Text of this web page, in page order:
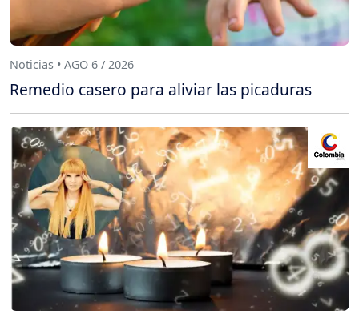
Noticias • AGO 6 / 2026
Remedio casero para aliviar las picaduras